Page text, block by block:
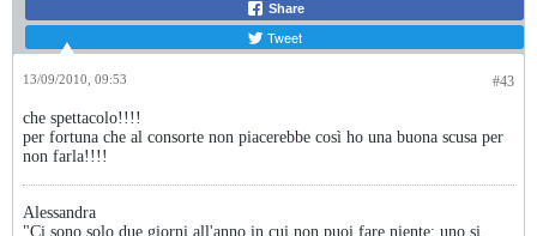
Share
Tweet
#43
13/09/2010, 09:53
che spettacolo!!!!
per fortuna che al consorte non piacerebbe così ho una buona scusa per
non farla!!!!
Alessandra
"Ci sono solo due giorni all'anno in cui non puoi fare niente: uno si